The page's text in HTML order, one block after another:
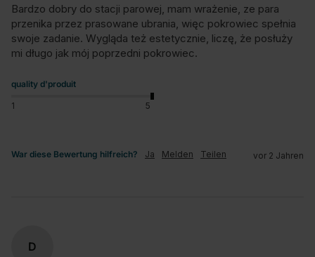
Bardzo dobry do stacji parowej, mam wrażenie, ze para
przenika przez prasowane ubrania, więc pokrowiec spełnia
swoje zadanie. Wygląda też estetycznie, liczę, że posłuży
mi długo jak mój poprzedni pokrowiec.
quality d'produit
1 5
War diese Bewertung hilfreich? Ja Melden Teilen vor 2 Jahren
D